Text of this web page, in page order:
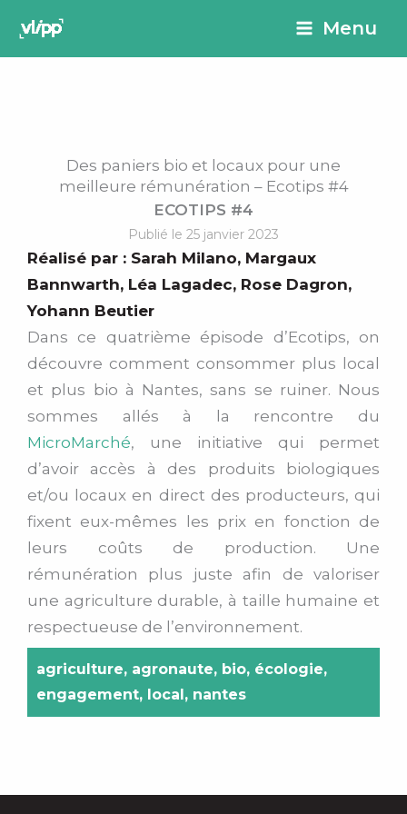
principal
Menu
Des paniers bio et locaux pour une
meilleure rémunération – Ecotips #4
ECOTIPS #4
Publié le 25 janvier 2023
Réalisé par : Sarah Milano, Margaux
Bannwarth, Léa Lagadec, Rose Dagron,
Yohann Beutier
Dans ce quatrième épisode d’Ecotips, on
découvre comment consommer plus local
et plus bio à Nantes, sans se ruiner. Nous
sommes allés à la rencontre du
MicroMarché, une initiative qui permet
d’avoir accès à des produits biologiques
et/ou locaux en direct des producteurs, qui
fixent eux-mêmes les prix en fonction de
leurs coûts de production. Une
rémunération plus juste afin de valoriser
une agriculture durable, à taille humaine et
respectueuse de l’environnement.
agriculture, agronaute, bio, écologie,
engagement, local, nantes